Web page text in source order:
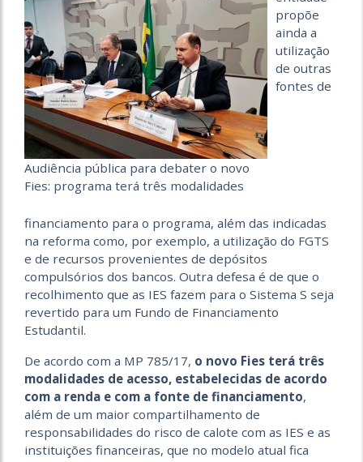
Audiência pública para debater o novo
Fies: programa terá três modalidades
propõe
ainda a
utilização
de outras
fontes de
financiamento para o programa, além das indicadas
na reforma como, por exemplo, a utilização do FGTS
e de recursos provenientes de depósitos
compulsórios dos bancos. Outra defesa é de que o
recolhimento que as IES fazem para o Sistema S seja
revertido para um Fundo de Financiamento
Estudantil.
De acordo com a MP 785/17, o novo Fies terá três
modalidades de acesso, estabelecidas de acordo
com a renda e com a fonte de financiamento,
além de um maior compartilhamento de
responsabilidades do risco de calote com as IES e as
instituições financeiras, que no modelo atual fica